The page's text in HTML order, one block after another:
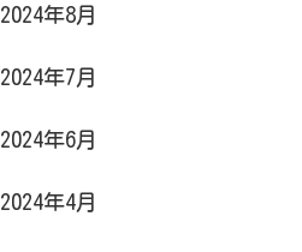
2024年8月
2024年7月
2024年6月
2024年4月